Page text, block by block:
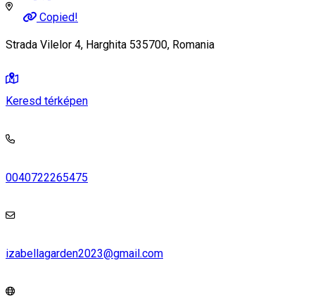
Copied!
Strada Vilelor 4, Harghita 535700, Romania
Keresd térképen
0040722265475
izabellagarden2023@gmail.com